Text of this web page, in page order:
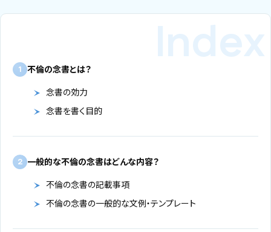
1 不倫の念書とは？
念書の効力
念書を書く目的
2 一般的な不倫の念書はどんな内容？
不倫の念書の記載事項
不倫の念書の一般的な文例・テンプレート